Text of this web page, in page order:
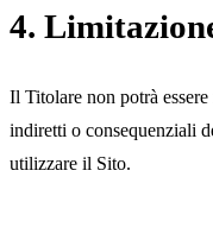
4.
Il Titolare non potrà
indiretti o consequenziali
utilizzare il Sito.